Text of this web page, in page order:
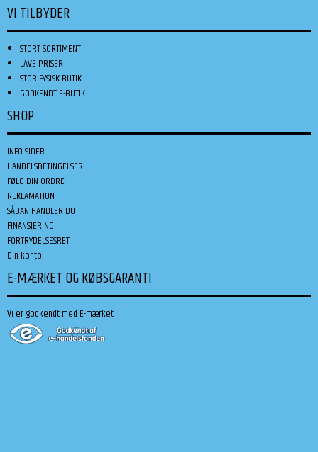
VI TILBYDER
STORT SORTIMENT
LAVE PRISER
STOR FYSISK BUTIK
GODKENDT E-BUTIK
SHOP
INFO SIDER
HANDELSBETINGELSER
FØLG DIN ORDRE
REKLAMATION
SÅDAN HANDLER DU
FINANSIERING
FORTRYDELSESRET
Din konto
E-MÆRKET OG KØBSGARANTI
Vi er godkendt med E-mærket: